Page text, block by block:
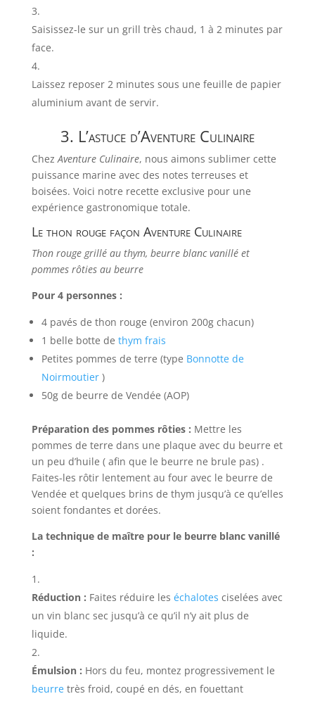
Saisissez-le sur un grill très chaud, 1 à 2 minutes par
face.
Laissez reposer 2 minutes sous une feuille de papier
aluminium avant de servir.
3. L’astuce d’Aventure Culinaire
ChezAventure Culinaire, nous aimons sublimer cette
puissance marine avec des notes terreuses et
boisées. Voici notre recette exclusive pour une
expérience gastronomique totale.
Le thon rouge façon Aventure Culinaire
Thon rouge grillé au thym, beurre blanc vanillé et
pommes rôties au beurre
Pour 4 personnes :
4 pavés de thon rouge (environ 200g chacun)
1 belle botte de thym frais
Petites pommes de terre (type Bonnotte de
Noirmoutier)
50g de beurre de Vendée (AOP)
Préparation des pommes rôties : Mettre les
pommes de terre dans une plaque avec du beurre et
un peu d’huile ( afin que le beurre ne brule pas) .
Faites-les rôtir lentement au four avec le beurre de
Vendée et quelques brins de thym jusqu’à ce qu’elles
soient fondantes et dorées.
La technique de maître pour le beurre blanc vanillé
:
Réduction : Faites réduire les échalotes ciselées avec
un vin blanc sec jusqu’à ce qu’il n’y ait plus de
liquide.
Émulsion : Hors du feu, montez progressivement le
beurretrès froid, coupé en dés, en fouettant